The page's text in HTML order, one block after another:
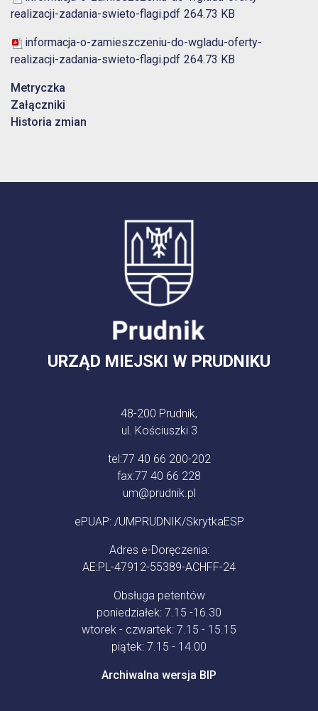
realizacji-zadania-swieto-flagi.pdf 264.73 KB
informacja-o-zamieszczeniu-do-wgladu-oferty-
realizacji-zadania-swieto-flagi.pdf 264.73 KB
Metryczka
Załączniki
Historia zmian
URZĄD MIEJSKI W PRUDNIKU
48-200 Prudnik,
ul. Kościuszki 3
tel:77 40 66 200-202
fax:77 40 66 228
um@prudnik.pl
ePUAP: /UMPRUDNIK/SkrytkaESP
Adres e-Doręczenia:
AE:PL-47912-55389-ACHFF-24
Obsługa petentów
poniedziałek: 7.15 -16.30
wtorek - czwartek: 7.15 - 15.15
piątek: 7.15 - 14.00
Archiwalna wersja BIP